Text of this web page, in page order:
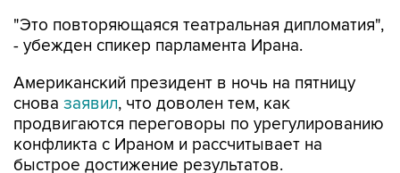
"Это повторяющаяся театральная дипломатия",
- убежден спикер парламента Ирана.
Американский президент в ночь на пятницу
снова заявил, что доволен тем, как
продвигаются переговоры по урегулированию
конфликта с Ираном и рассчитывает на
быстрое достижение результатов.